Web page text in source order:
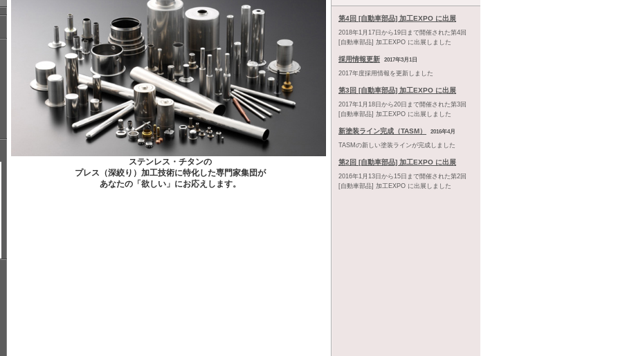
ステンレス・チタンの
プレス（深絞り）加工技術に特化した専門家集団が
あなたの「欲しい」にお応えします。
第4回 [自動車部品] 加工EXPO に出展
2018年1月17日から19日まで開催された第4回
[自動車部品] 加工EXPO に出展しました
採用情報更新 2017年3月1日
2017年度採用情報を更新しました
第3回 [自動車部品] 加工EXPO に出展
2017年1月18日から20日まで開催された第3回
[自動車部品] 加工EXPO に出展しました
新塗装ライン完成（TASM）
2016年4月
TASMの新しい塗装ラインが完成しました
第2回 [自動車部品] 加工EXPO に出展
2016年1月13日から15日まで開催された第2回
[自動車部品] 加工EXPO に出展しました